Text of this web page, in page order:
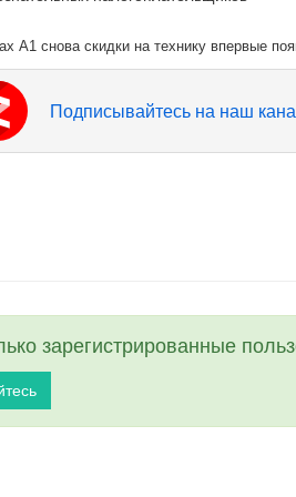
А1 снова скидки на технику впервые
Подписывайтесь на наш
зарегистрированные